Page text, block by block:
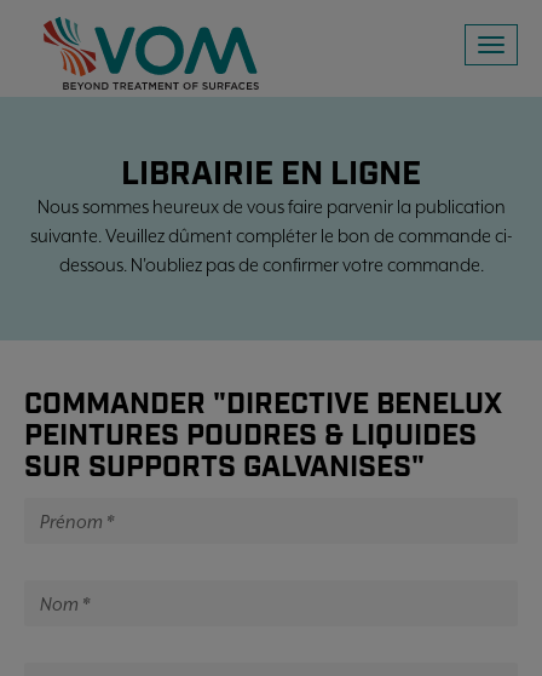
Toggle
LIBRAIRIE EN LIGNE
Nous sommes heureux de vous faire parvenir la publication
suivante. Veuillez dûment compléter le bon de commande ci-
dessous. N'oubliez pas de confirmer votre commande.
COMMANDER "DIRECTIVE BENELUX
PEINTURES POUDRES & LIQUIDES
SUR SUPPORTS GALVANISES"